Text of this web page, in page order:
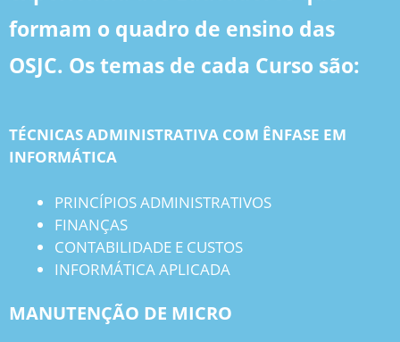
formam o quadro de ensino das
OSJC. Os temas de cada Curso são:
TÉCNICAS ADMINISTRATIVA COM ÊNFASE EM
INFORMÁTICA
PRINCÍPIOS ADMINISTRATIVOS
FINANÇAS
CONTABILIDADE E CUSTOS
INFORMÁTICA APLICADA
MANUTENÇÃO DE MICRO